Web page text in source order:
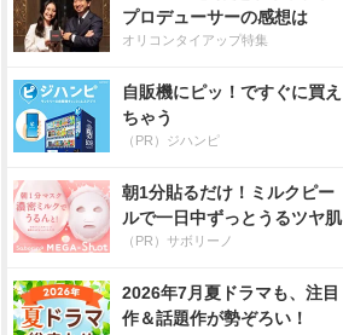
プロデューサーの感想は
オリコンタイアップ特集
自販機にピッ！ですぐに買え
ちゃう
（PR）ジハンピ
朝1分貼るだけ！ミルクピー
ルで一日中ずっとうるツヤ肌
（PR）サボリーノ
2026年7月夏ドラマも、注目
作＆話題作が勢ぞろい！